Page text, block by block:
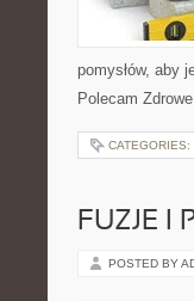
pomysłów, aby
Polecam
CATEGORIES:
FUZJE I
POSTED BY